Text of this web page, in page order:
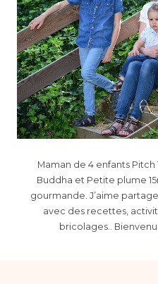
Maman de 4 enfants Pitch
Buddha et Petite plume
gourmande. J’aime
avec des recettes,
bricolages..